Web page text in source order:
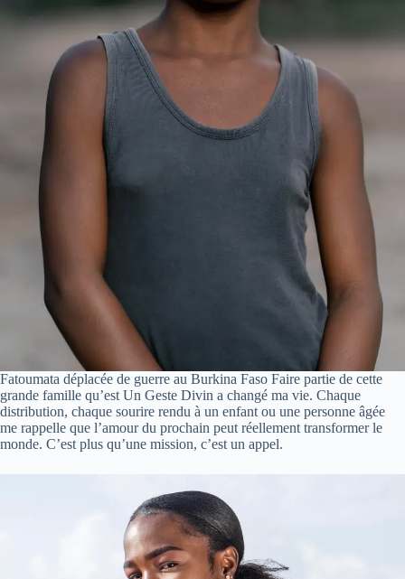
Fatoumata déplacée de guerre au Burkina Faso Faire partie de cette
grande famille qu’est Un Geste Divin a changé ma vie. Chaque
distribution, chaque sourire rendu à un enfant ou une personne âgée
me rappelle que l’amour du prochain peut réellement transformer le
monde. C’est plus qu’une mission, c’est un appel.